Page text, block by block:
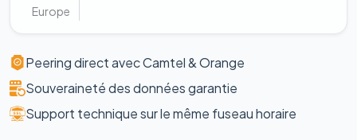
Europe
Peering direct avec Camtel & Orange
Souveraineté des données garantie
Support technique sur le même fuseau horaire